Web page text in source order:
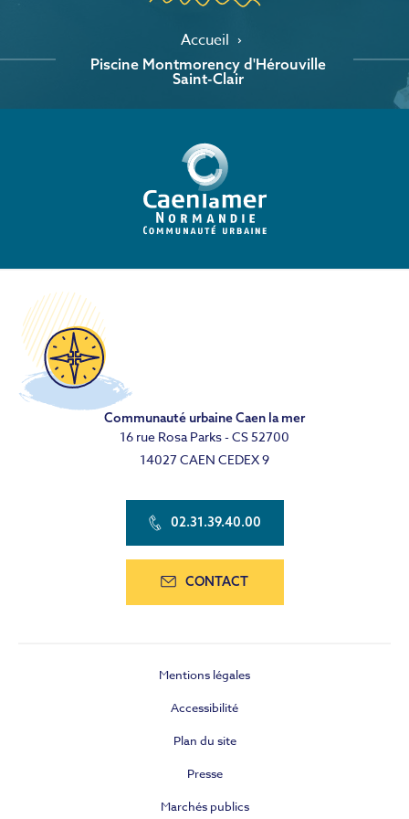
Accueil
Piscine Montmorency d'Hérouville
Saint-Clair
Communauté urbaine Caen la mer
16 rue Rosa Parks - CS 52700
14027 CAEN CEDEX 9
02.31.39.40.00
CONTACT
Mentions légales
Accessibilité
Plan du site
Presse
Marchés publics